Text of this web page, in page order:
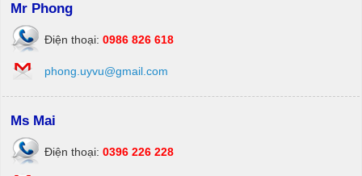
Mr Phong
Điện thoại: 0986 826 618
phong.uyvu@gmail.com
Ms Mai
Điện thoại: 0396 226 228